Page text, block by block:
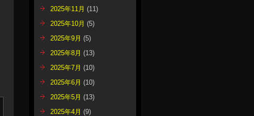
2025年11月 (11)
2025年10月 (5)
2025年9月 (5)
2025年8月 (13)
2025年7月 (10)
2025年6月 (10)
2025年5月 (13)
2025年4月 (9)